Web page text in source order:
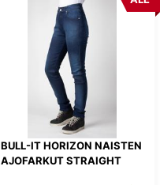
BULL-IT HORIZON NAISTEN
AJOFARKUT STRAIGHT